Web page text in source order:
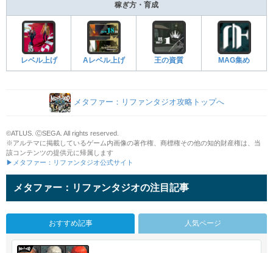
稼ぎ方・育成
レベル上げ Aレベル上げ 王の資質 MAG集め
メタファー：リファンタジオ攻略トップへ
©ATLUS. ⒸSEGA. All rights reserved.
※アルテマに掲載しているゲーム内画像の著作権、商標権その他の知的財産権は、当
該コンテンツの提供元に帰属します
▶メタファー：リファンタジオ公式サイト
メタファー：リファンタジオの注目記事
おすすめ記事 人気ページ